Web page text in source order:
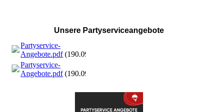
Unsere Partyserviceangebote
Partyservice-
Angebote.pdf(190.09KB)
Partyservice-
Angebote.pdf(190.09KB)